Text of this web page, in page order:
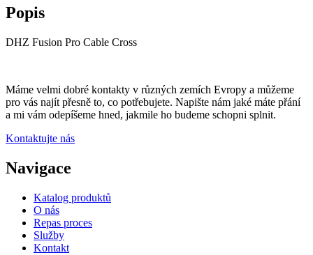
Popis
DHZ Fusion Pro Cable Cross
Máme velmi dobré kontakty v různých zemích Evropy a můžeme
pro vás najít přesně to, co potřebujete. Napište nám jaké máte přání
a mi vám odepíšeme hned, jakmile ho budeme schopni splnit.
Kontaktujte nás
Navigace
Katalog produktů
O nás
Repas proces
Služby
Kontakt